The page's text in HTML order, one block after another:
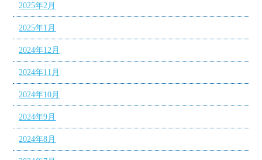
2025年2月
2025年1月
2024年12月
2024年11月
2024年10月
2024年9月
2024年8月